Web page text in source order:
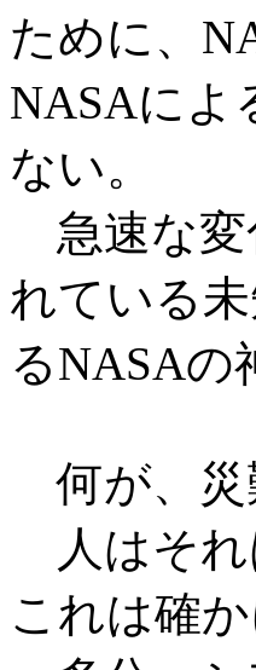
ために、
NASAによ
ない。
急速な変
れている
るNASAの
何が、災
人はそれ
これは確